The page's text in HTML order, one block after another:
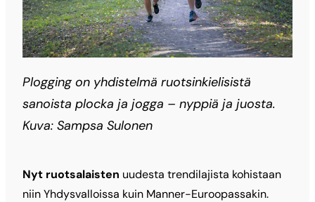
Plogging on yhdistelmä ruotsinkielisistä
sanoista plocka ja jogga – nyppiä ja juosta.
Kuva: Sampsa Sulonen
Nyt ruotsalaisten uudesta trendilajista kohistaan
niin Yhdysvalloissa kuin Manner-Euroopassakin.